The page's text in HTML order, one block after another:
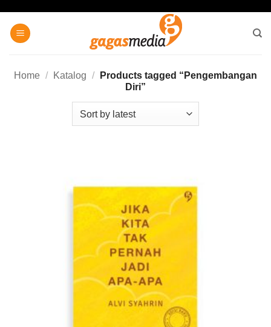
content
Home / Katalog /
Products tagged “Pengembangan
Diri”